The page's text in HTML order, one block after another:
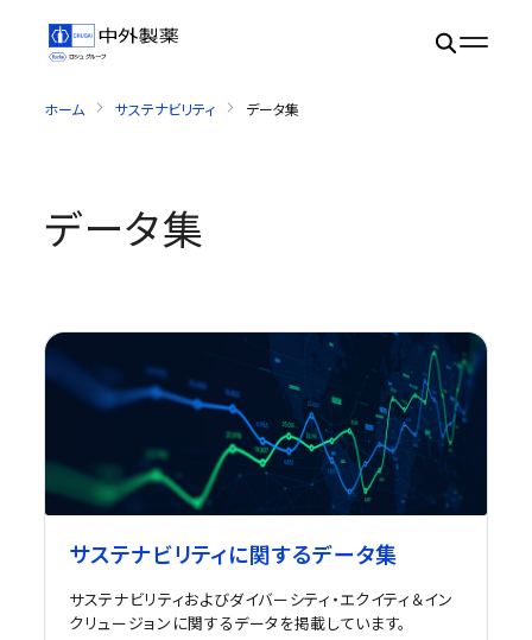
ホーム サステナビリティ データ集
データ集
サステナビリティに関するデータ集
サステナビリティおよびダイバーシティ・エクイティ＆イン
クリュージョンに関するデータを掲載しています。